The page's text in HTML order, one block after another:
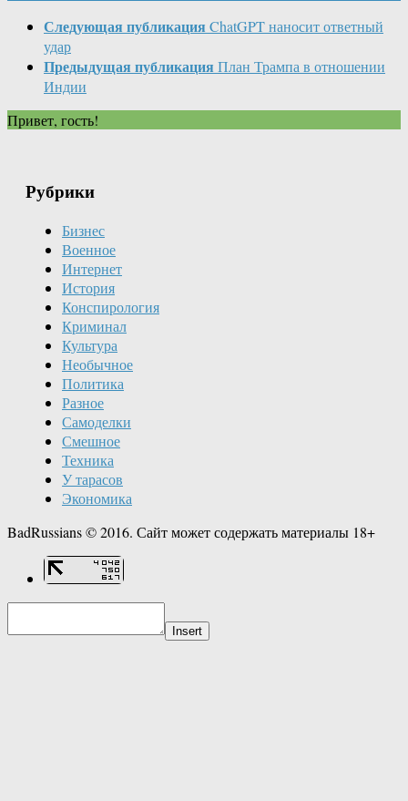
Следующая публикация ChatGPT наносит ответный
удар
Предыдущая публикация План Трампа в отношении
Индии
Привет, гость!
Рубрики
Бизнес
Военное
Интернет
История
Конспирология
Криминал
Культура
Необычное
Политика
Разное
Самоделки
Смешное
Техника
У тарасов
Экономика
BadRussians © 2016. Сайт может содержать материалы 18+
Insert